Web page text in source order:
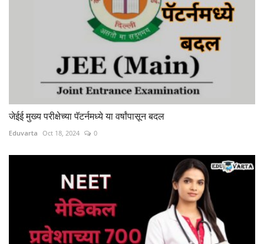
जेईई मुख्य परीक्षेच्या पॅटर्नमध्ये या वर्षांपासून बदल
Eduvarta Oct 18, 2024 0